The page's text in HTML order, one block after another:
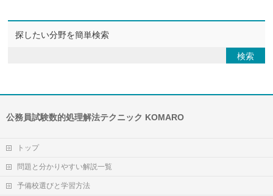
探したい分野を簡単検索
公務員試験数的処理解法テクニック KOMARO
トップ
問題と分かりやすい解説一覧
予備校選びと学習方法